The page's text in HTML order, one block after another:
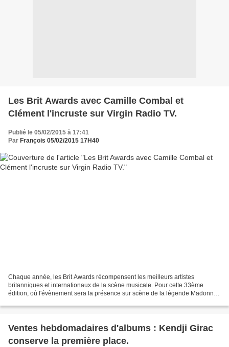
Les Brit Awards avec Camille Combal et
Clément l'incruste sur Virgin Radio TV.
Publié le 05/02/2015 à 17:41
Par François 05/02/2015 17H40
Chaque année, les Brit Awards récompensent les meilleurs artistes
britanniques et internationaux de la scène musicale. Pour cette 33ème
édition, où l'évènement sera la présence sur scène de la légende Madonna,
Ventes hebdomadaires d'albums : Kendji Girac
conserve la première place.